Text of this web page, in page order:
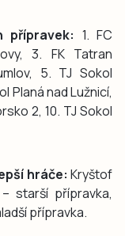
přípravek: 1. FC
3. FK Tatran
5. TJ Sokol
Planá nad Lužnicí,
2, 10. TJ Sokol
hráče: Kryštof
starší přípravka,
přípravka.